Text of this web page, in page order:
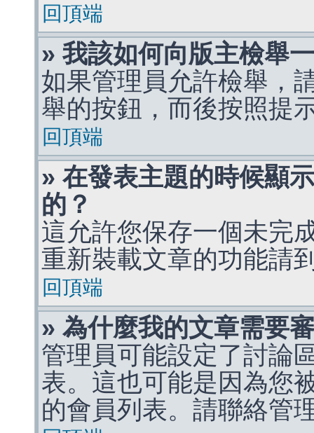
回頂端
» 我該如何向版主檢舉
如果管理員允許檢舉，
舉的按鈕，而後按照提
回頂端
» 在發表主題的時候顯
的？
這允許您保存一個未完
重新裝載文章的功能請
回頂端
» 為什麼我的文章需要
管理員可能設定了討論
表。這也可能是因為您
的會員列表。請聯絡管